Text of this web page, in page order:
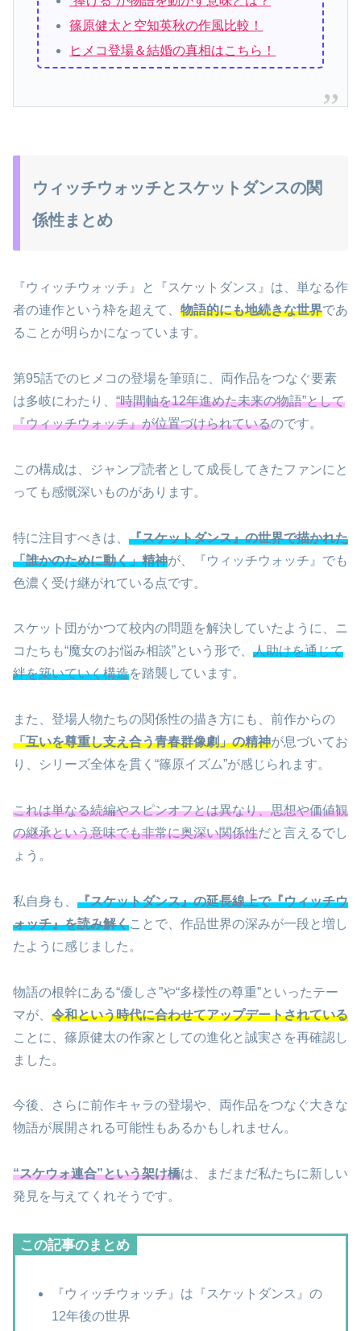
篠原健太と空知英秋の作風比較！
ヒメコ登場＆結婚の真相はこちら！
ウィッチウォッチとスケットダンスの関
係性まとめ
『ウィッチウォッチ』と『スケットダンス』は、単なる作
者の連作という枠を超えて、 物語的にも地続きな世界であ
ることが明らかになっています。
第95話でのヒメコの登場を筆頭に、両作品をつなぐ要素
は多岐にわたり、 “時間軸を12年進めた未来の物語”として
『ウィッチウォッチ』が位置づけられているのです。
この構成は、ジャンプ読者として成長してきたファンにと
っても感慨深いものがあります。
特に注目すべきは、 『スケットダンス』の世界で描かれた
「誰かのために動く」精神が、『ウィッチウォッチ』でも
色濃く受け継がれている点です。
スケット団がかつて校内の問題を解決していたように、ニ
コたちも“魔女のお悩み相談”という形で、 人助けを通じて
絆を築いていく構造を踏襲しています。
また、登場人物たちの関係性の描き方にも、前作からの
「互いを尊重し支え合う青春群像劇」の精神が息づいてお
り、シリーズ全体を貫く“篠原イズム”が感じられます。
これは単なる続編やスピンオフとは異なり、思想や価値観
の継承という意味でも非常に奥深い関係性だと言えるでし
ょう。
私自身も、 『スケットダンス』の延長線上で『ウィッチウ
ォッチ』を読み解くことで、作品世界の深みが一段と増し
たように感じました。
物語の根幹にある“優しさ”や“多様性の尊重”といったテー
マが、 令和という時代に合わせてアップデートされている
ことに、篠原健太の作家としての進化と誠実さを再確認し
ました。
今後、さらに前作キャラの登場や、両作品をつなぐ大きな
物語が展開される可能性もあるかもしれません。
“スケウォ連合”という架け橋は、まだまだ私たちに新しい
発見を与えてくれそうです。
この記事のまとめ
『ウィッチウォッチ』は『スケットダンス』の
12年後の世界